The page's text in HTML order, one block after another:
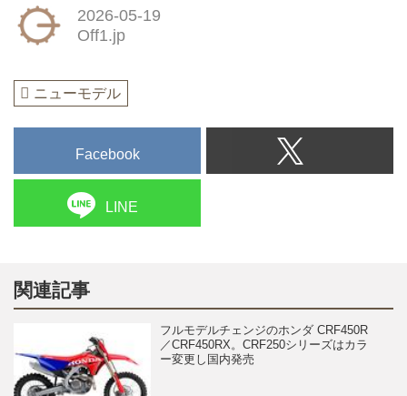
2026-05-19
Off1.jp
ニューモデル
Facebook
LINE
関連記事
フルモデルチェンジのホンダ CRF450R
／CRF450RX。CRF250シリーズはカラ
ー変更し国内発売